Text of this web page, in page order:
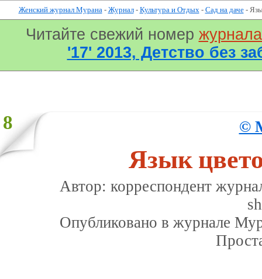
Женский журнал Мурана- Журнал- Культура и Отдых- Сад на даче-
Читайте свежий номер
'17' 2013, Детство без
8 ©
Язык
Автор: корреспондент
Опубликовано в журналe